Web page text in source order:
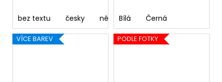
bez textu česky německy anglicky
Bílá Černá
VÍCE BAREV PODLE FOTKY